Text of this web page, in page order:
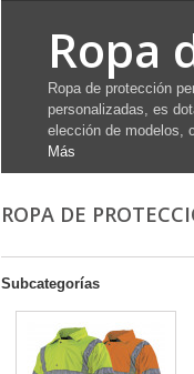
Ropa
Ropa de protección
personalizadas, es
elección de modelos,
Más
ROPA DE
Subcategorías